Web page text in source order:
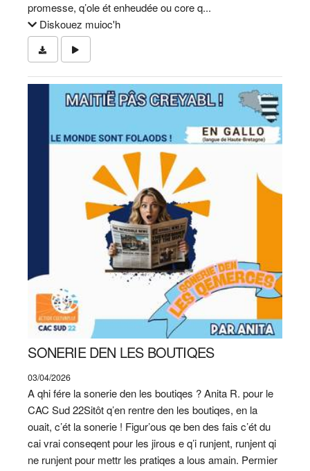
promesse, q’ole ét enheudée ou core q...
Diskouez muioc'h
SONERIE DEN LES BOUTIQES
03/04/2026
A qhi fére la sonerie den les boutiqes ? Anita R. pour le
CAC Sud 22Sitôt q’en rentre den les boutiqes, en la
ouait, c’ét la sonerie ! Figur’ous qe ben des fais c’ét du
cai vrai conseqent pour les jirous e q’i runjent, runjent qi
ne runjent pour mettr les pratiqes a lous amain. Permier